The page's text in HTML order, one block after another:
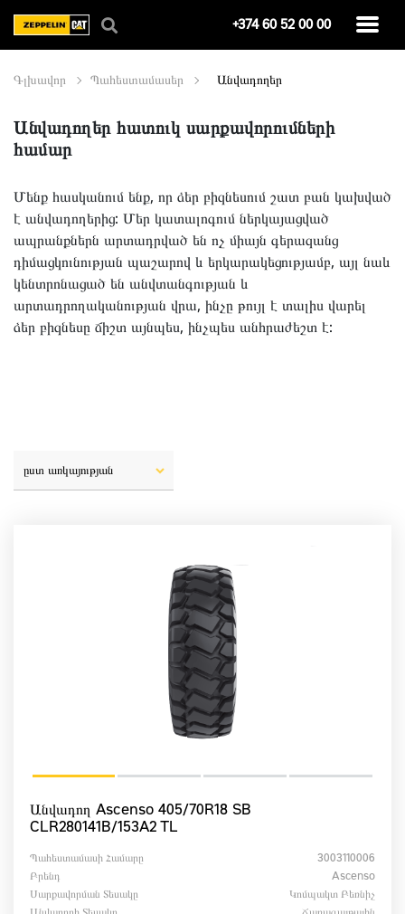
+374 60 52 00 00
Գլխավոր Պահեստամասեր Անվադողեր
Անվադողեր հատուկ սարքավորումների
համար
Մենք հասկանում ենք, որ ձեր բիզնեսում շատ բան կախված
է անվադողերից: Մեր կատալոգում ներկայացված
ապրանքներն արտադրված են ոչ միայն գերազանց
դիմացկունության պաշարով և երկարակեցությամբ, այլ նաև
կենտրոնացած են անվտանգության և
արտադրողականության վրա, ինչը թույլ է տալիս վարել
ձեր բիզնեսը ճիշտ այնպես, ինչպես անհրաժեշտ է:
ըստ առկայության
Անվադող Ascenso 405/70R18 SB
CLR280141B/153A2 TL
Պահեստամասի Համարը
3003110006
Բրենդ
Ascenso
Սարքավորման Տեսակը
Կոմպակտ Բեռնիչ